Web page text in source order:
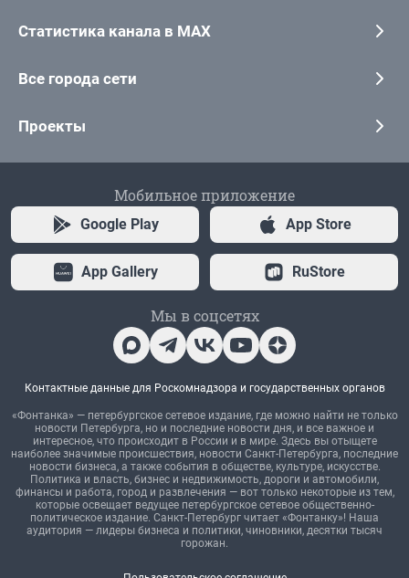
Статистика канала в MAX
Все города сети
Проекты
Мобильное приложение
Google Play App Store
App Gallery RuStore
Мы в соцсетях
Контактные данные для Роскомнадзора и государственных органов
«Фонтанка» — петербургское сетевое издание, где можно найти не только
новости Петербурга, но и последние новости дня, и все важное и
интересное, что происходит в России и в мире. Здесь вы отыщете
наиболее значимые происшествия, новости Санкт-Петербурга, последние
новости бизнеса, а также события в обществе, культуре, искусстве.
Политика и власть, бизнес и недвижимость, дороги и автомобили,
финансы и работа, город и развлечения — вот только некоторые из тем,
которые освещает ведущее петербургское сетевое общественно-
политическое издание. Санкт-Петербург читает «Фонтанку»! Наша
аудитория — лидеры бизнеса и политики, чиновники, десятки тысяч
горожан.